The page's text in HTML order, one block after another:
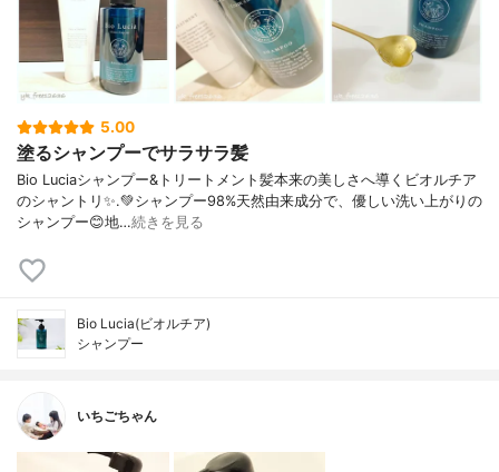
5.00
塗るシャンプーでサラサラ髪
Bio Luciaシャンプー&トリートメント⁡髪本来の美しさへ導くビオルチア
のシャントリ✨⁡.💚シャンプー98%天然由来成分で、優しい洗い上がりの
シャンプー😊地…続きを見る
Bio Lucia(ビオルチア)
シャンプー
いちごちゃん